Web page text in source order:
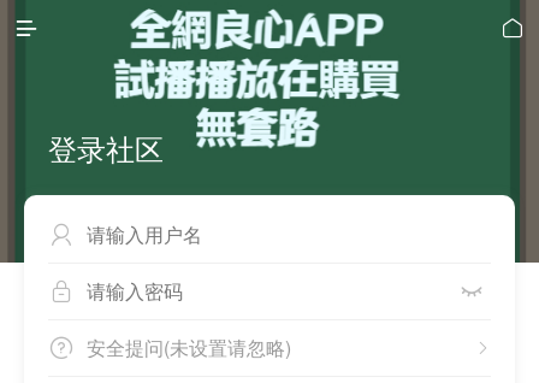
 
登录社区

 
 
安全提问(未设置请忽略)